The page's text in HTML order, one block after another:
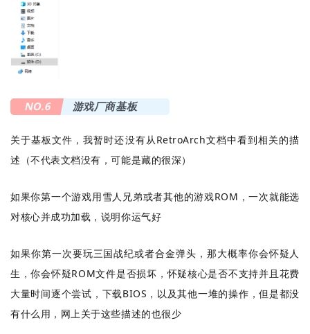
NO.6 游戏厂商基板
关于基板文件，我暂时还没有从RetroArch文档中看到相关的描
述（不代表文档没有，可能是藏的很深）
如果你第一个游戏用雪人兄弟或者其他的游戏ROM，一次就能选
对核心并成功加载，说明你运气好
如果你第一次要玩三国战纪或者合金弹头，那大概率你会怀疑人
生，你会怀疑ROM文件是否损坏，怀疑核心是否不支持并且花费
大量时间逐个尝试，下载BIOS，以及其他一堆的操作，但是都没
有什么用，网上关于这些描述的也很少